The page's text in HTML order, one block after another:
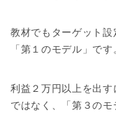
教材でもターゲット
「第１のモデル」です
利益２万円以上を出
ではなく、「第３の